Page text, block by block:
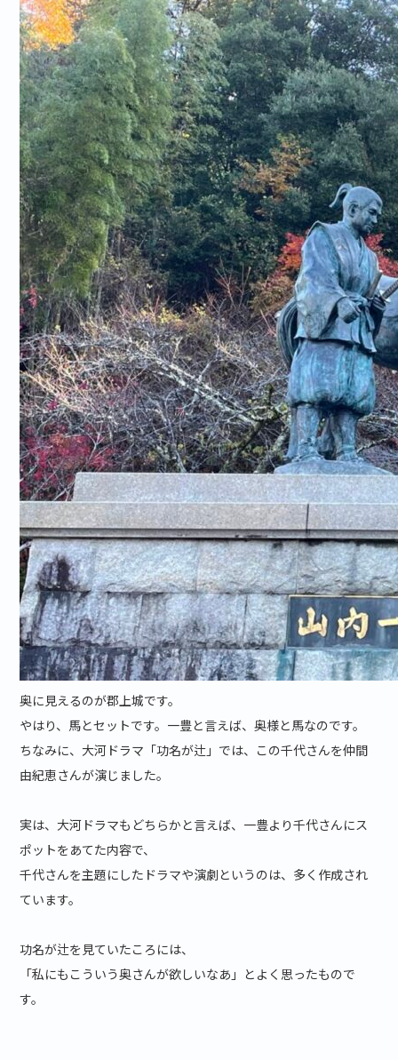
奥に見えるのが郡上城です。
やはり、馬とセットです。一豊と言えば、奥様と馬なのです。
ちなみに、大河ドラマ「功名が辻」では、この千代さんを仲間
由紀恵さんが演じました。
実は、大河ドラマもどちらかと言えば、一豊より千代さんにス
ポットをあてた内容で、
千代さんを主題にしたドラマや演劇というのは、多く作成され
ています。
功名が辻を見ていたころには、
「私にもこういう奥さんが欲しいなあ」とよく思ったもので
す。